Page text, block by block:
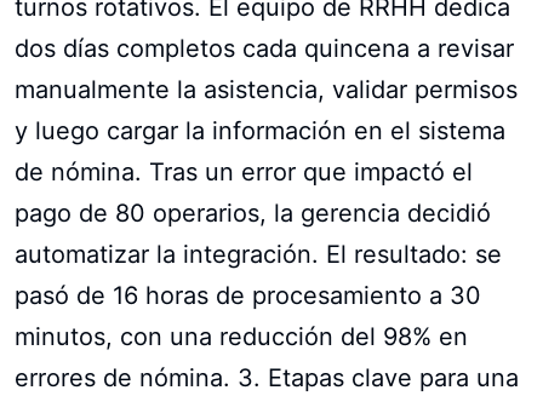
turnos rotativos. El equipo de RRHH dedica
dos días completos cada quincena a revisar
manualmente la asistencia, validar permisos
y luego cargar la información en el sistema
de nómina. Tras un error que impactó el
pago de 80 operarios, la gerencia decidió
automatizar la integración. El resultado: se
pasó de 16 horas de procesamiento a 30
minutos, con una reducción del 98% en
errores de nómina. 3. Etapas clave para una